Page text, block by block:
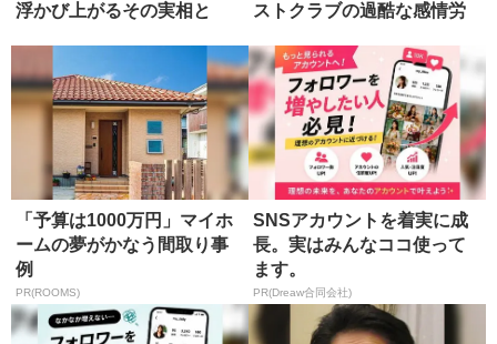
浮かび上がるその実相と
ストクラブの過酷な感情労
「予算は1000万円」マイホ
ームの夢がかなう間取り事
例
PR(ROOMS)
SNSアカウントを着実に成
長。実はみんなココ使って
ます。
PR(Dreaw合同会社)